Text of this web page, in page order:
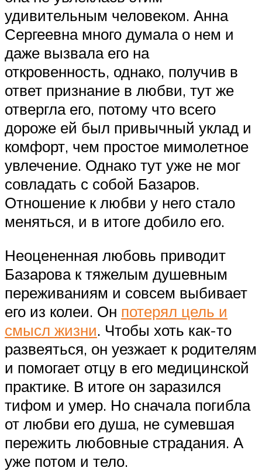
удивительным человеком. Анна
Сергеевна много думала о нем и
даже вызвала его на
откровенность, однако, получив в
ответ признание в любви, тут же
отвергла его, потому что всего
дороже ей был привычный уклад и
комфорт, чем простое мимолетное
увлечение. Однако тут уже не мог
совладать с собой Базаров.
Отношение к любви у него стало
меняться, и в итоге добило его.
Неоцененная любовь приводит
Базарова к тяжелым душевным
переживаниям и совсем выбивает
его из колеи. Он потерял цель и
смысл жизни. Чтобы хоть как-то
развеяться, он уезжает к родителям
и помогает отцу в его медицинской
практике. В итоге он заразился
тифом и умер. Но сначала погибла
от любви его душа, не сумевшая
пережить любовные страдания. А
уже потом и тело.